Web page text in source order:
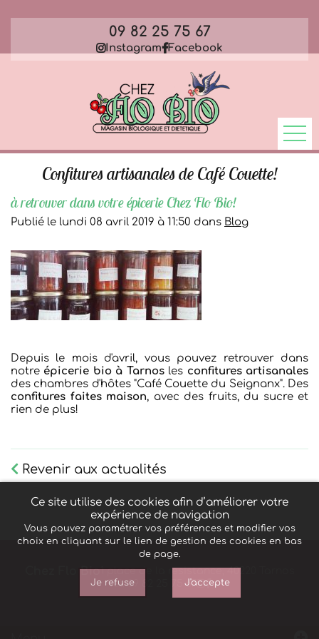
09 82 25 75 67
Instagram Facebook
Confitures artisanales de Café Couette!
à retrouver dans votre épicerie Chez Flo Bio!
Publié le lundi 08 avril 2019 à 11:50 dans Blog
Depuis le mois d'avril, vous pouvez retrouver dans
notre épicerie bio à Tarnosles confitures artisanales
des chambres d'hôtes "Café Couette du Seignanx". Des
confitures faites maison, avec des fruits, du sucre et
rien de plus!
Revenir aux actualités
Chez Flo Bio1 place de la resistance, 40220 Tarnos
Tél. 09 82 25 75 67
Ce site utilise des cookies afin d’améliorer votre
expérience de navigation
Vous pouvez paramétrer vos préférences et modifier vos
choix en cliquant sur le lien de gestion des cookies en bas
de page.
Je refuse J'accepte